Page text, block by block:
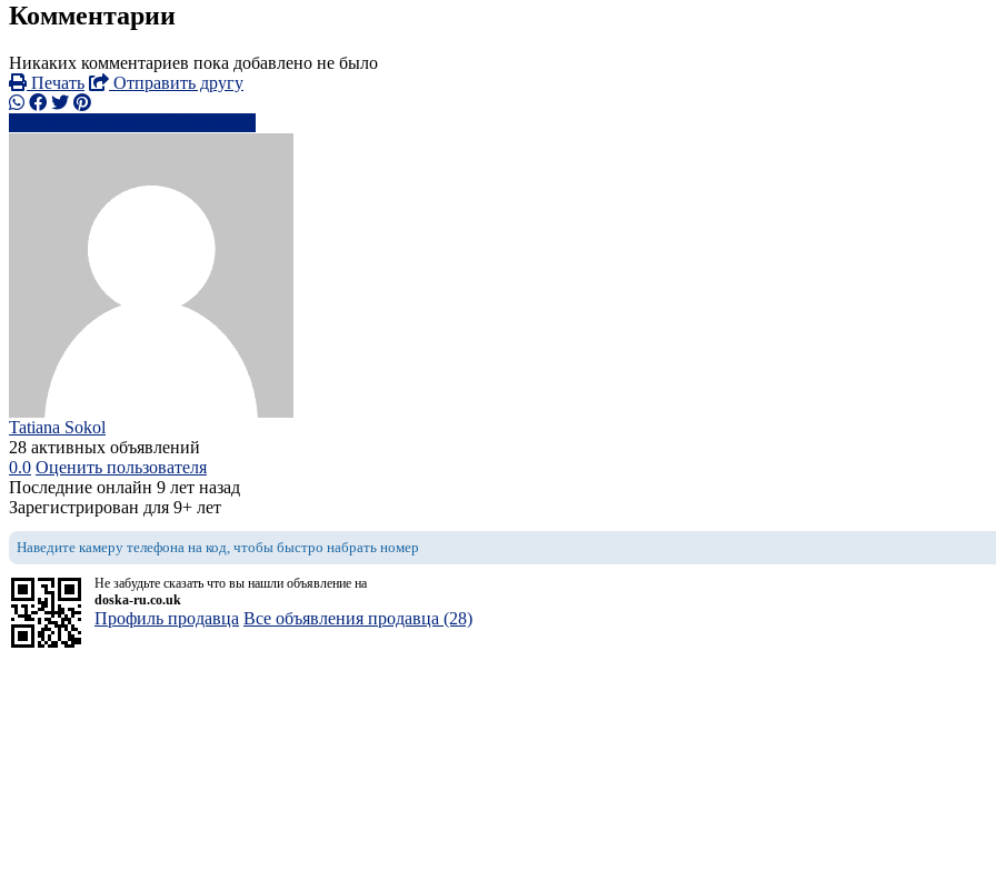
Комментарии
Никаких комментариев пока добавлено не было
Печать
Отправить другу
Tatiana Sokol
28 активных объявлений
0.0 Оценить пользователя
Последние онлайн 9 лет назад
Зарегистрирован для 9+ лет
Наведите камеру телефона на код, чтобы быстро набрать номер
Не забудьте сказать что вы нашли объявление на
doska-ru.co.uk
Профиль продавца Все объявления продавца (28)